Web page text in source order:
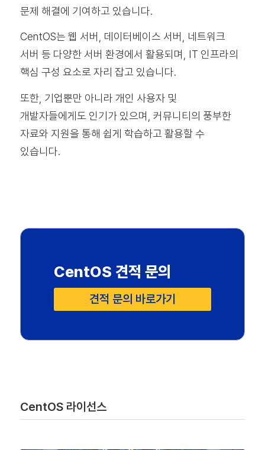
문제 해결에 기여하고 있습니다.
CentOS는 웹 서버, 데이터베이스 서버, 네트워크
서버 등 다양한 서버 환경에서 활용되며, IT 인프라의
핵심 구성 요소로 자리 잡고 있습니다.
또한, 기업뿐만 아니라 개인 사용자 및
개발자들에게도 인기가 있으며, 커뮤니티의 풍부한
자료와 지원을 통해 쉽게 학습하고 활용할 수
있습니다.
CentOS 견적 문의
견적 문의 바로가기
CentOS 라이선스